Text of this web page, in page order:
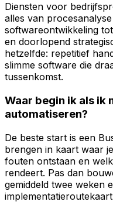
Diensten voor
alles van
softwareontwikkeling
en doorlopend
hetzelfde: repetitief
slimme software die
tussenkomst.
Waar begin ik als ik
automatiseren?
De beste start is een
brengen in kaart waar
fouten ontstaan en
rendeert. Pas dan
gemiddeld twee weken